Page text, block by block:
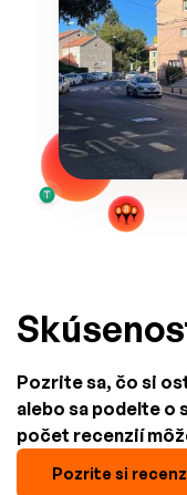
Pozrite sa, čo si
alebo sa podelte o
počet recenzií
Pozrite si